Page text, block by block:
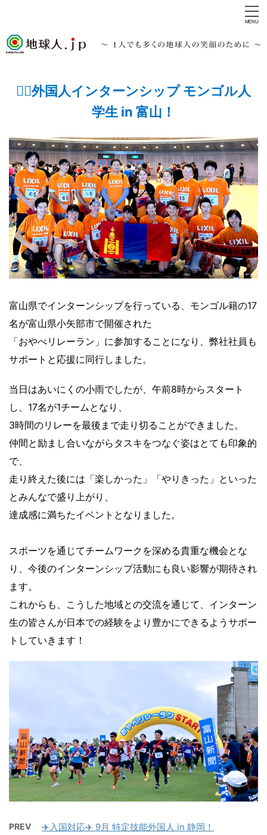
🏃‍♂️外国人インターンシップ モンゴル人
学生 in 富山！
富山県でインターンシップを行っている、モンゴル籍の17
名が富山県小矢部市で開催された
「おやべリレーラン」に参加することになり、弊社社員も
サポートと応援に同行しました。
当日はあいにくの小雨でしたが、午前8時からスタート
し、17名が1チームとなり、
3時間のリレーを最後まで走り切ることができました。
仲間と励まし合いながらタスキをつなぐ姿はとても印象的
で、
走り終えた後には「楽しかった」「やりきった」といった
とみんなで盛り上がり、
達成感に満ちたイベントとなりました。
スポーツを通じてチームワークを深める貴重な機会とな
り、今後のインターンシップ活動にも良い影響が期待され
ます。
これからも、こうした地域との交流を通じて、インターン
生の皆さんが日本での経験をより豊かにできるようサポー
トしていきます！
PREV ✈️入国対応✈️ 9月 特定技能外国人 in 静岡！